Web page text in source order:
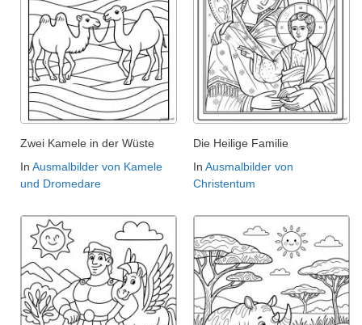
Zwei Kamele in der Wüste
In Ausmalbilder von Kamele
und Dromedare
Die Heilige Familie
In Ausmalbilder von
Christentum